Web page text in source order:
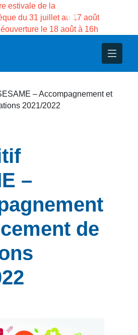
estivale de la
du 31 juillet au 17 août
le 18 août à 16h
– Accompagnement et
2021/2022
–
de